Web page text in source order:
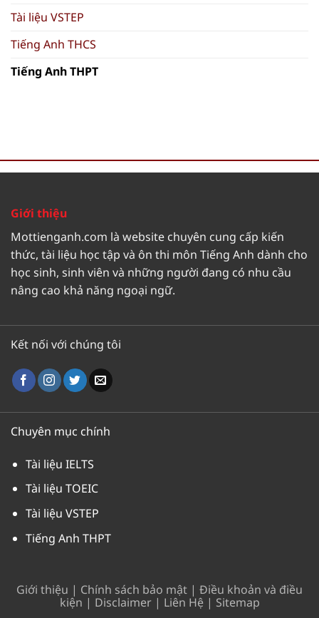
Tài liệu VSTEP
Tiếng Anh THCS
Tiếng Anh THPT
Giới thiệu
Mottienganh.com là website chuyên cung cấp kiến
thức, tài liệu học tập và ôn thi môn Tiếng Anh dành cho
học sinh, sinh viên và những người đang có nhu cầu
nâng cao khả năng ngoại ngữ.
Kết nối với chúng tôi
Chuyên mục chính
Tài liệu IELTS
Tài liệu TOEIC
Tài liệu VSTEP
Tiếng Anh THPT
Giới thiệu | Chính sách bảo mật | Điều khoản và điều
kiện | Disclaimer| Liên Hệ| Sitemap